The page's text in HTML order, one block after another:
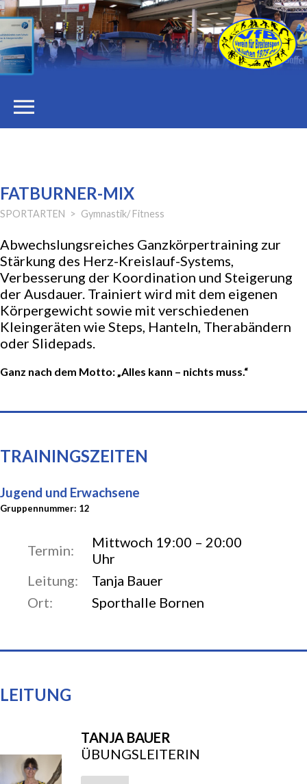
menu
DER VEREIN
Stellenangebote
Mitgliedschaft & Beiträge
Prävention sexualisierte & interpersonelle
SPORTARTEN
Kinder- und Jugendturnen
Trampolin
FATBURNER-MIX
SPORTARTEN Gymnastik/ Fitness
Abwechslungsreiches Ganzkörpertraining zur
Stärkung des Herz-Kreislauf-Systems,
Verbesserung der Koordination und Steigerung
der Ausdauer. Trainiert wird mit dem eigenen
Körpergewicht sowie mit verschiedenen
Kleingeräten wie Steps, Hanteln, Therabändern
oder Slidepads.
Ganz nach dem Motto: „Alles kann – nichts muss.“
TRAININGSZEITEN
Jugend und Erwachsene
Gruppennummer: 12
Termin:
Mittwoch 19:00 – 20:00
Uhr
Leitung:
Tanja Bauer
Ort:
Sporthalle Bornen
LEITUNG
TANJA BAUER
ÜBUNGSLEITERIN